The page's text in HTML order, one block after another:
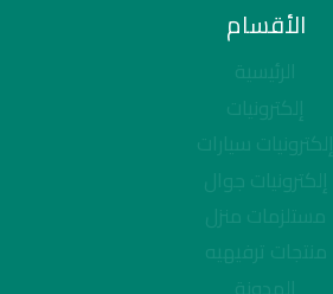
الأقسام
الرئيسية
إلكترونيات
إلكترونيات سيارات
إلكترونيات جوال
مستلزمات منزل
منتجات ترفيهيه